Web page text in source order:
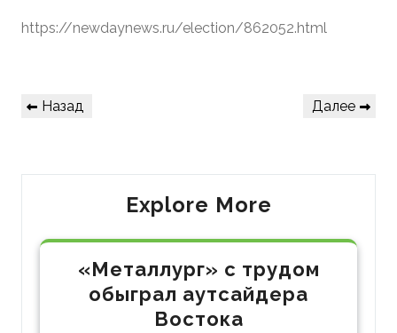
https://newdaynews.ru/election/862052.html
Навигация
Предыдущая
Назад
Следующая
Далее
Explore More
«Металлург» с трудом
обыграл аутсайдера
Востока